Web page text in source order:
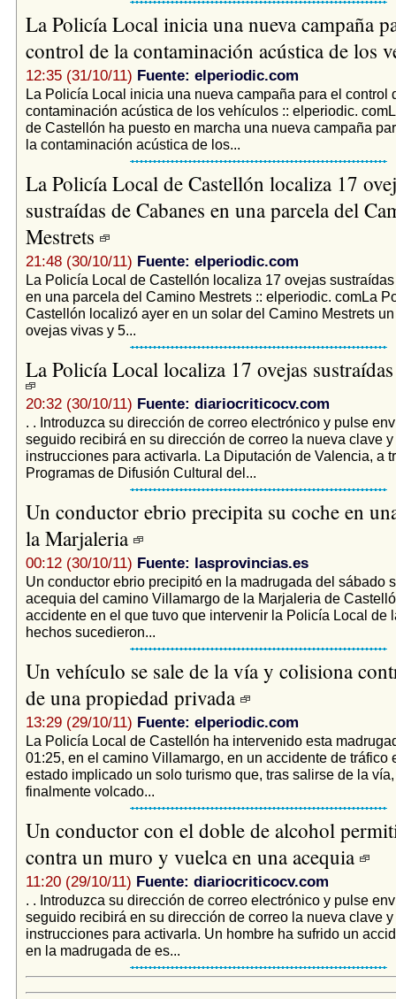
La Policía Local inicia una nueva campaña
control de la contaminación acústica de los
12:35 (31/10/11) Fuente: elperiodic.com
La Policía Local inicia una nueva campaña para el control
contaminación acústica de los vehículos :: elperiodic.
de Castellón ha puesto en marcha una nueva campaña
la contaminación acústica de los...
La Policía Local de Castellón localiza 17
sustraídas de Cabanes en una parcela del
Mestrets
21:48 (30/10/11) Fuente: elperiodic.com
La Policía Local de Castellón localiza 17 ovejas
en una parcela del Camino Mestrets :: elperiodic. comLa
Castellón localizó ayer en un solar del Camino Mestrets
ovejas vivas y 5...
La Policía Local localiza 17 ovejas sustraídas
20:32 (30/10/11) Fuente: diariocriticocv.com
. . Introduzca su dirección de correo electrónico y pulse
seguido recibirá en su dirección de correo la nueva clave y
instrucciones para activarla. La Diputación de Valencia, a
Programas de Difusión Cultural del...
Un conductor ebrio precipita su coche en
la Marjaleria
00:12 (30/10/11) Fuente: lasprovincias.es
Un conductor ebrio precipitó en la madrugada del sábado
acequia del camino Villamargo de la Marjaleria de
accidente en el que tuvo que intervenir la Policía Local de
hechos sucedieron...
Un vehículo se sale de la vía y colisiona
de una propiedad privada
13:29 (29/10/11) Fuente: elperiodic.com
La Policía Local de Castellón ha intervenido esta
01:25, en el camino Villamargo, en un accidente de tráfico
estado implicado un solo turismo que, tras salirse de la
finalmente volcado...
Un conductor con el doble de alcohol
contra un muro y vuelca en una acequia
11:20 (29/10/11) Fuente: diariocriticocv.com
. . Introduzca su dirección de correo electrónico y pulse
seguido recibirá en su dirección de correo la nueva clave y
instrucciones para activarla. Un hombre ha sufrido un
en la madrugada de es...